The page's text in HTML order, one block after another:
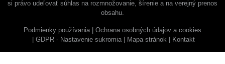
si právo udeľovať súhlas na rozmnožovanie, šírenie a na verejný prenos
obsahu.
Podmienky používania
Ochrana osobných údajov a cookies
GDPR - Nastavenie sukromia
Mapa stránok Kontakt